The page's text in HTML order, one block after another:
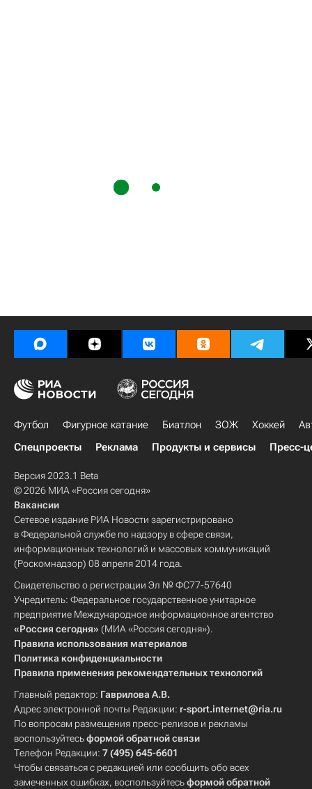
Футбол Фигурное катание Биатлон ЗОЖ Хоккей
Спецпроекты
Реклама Продукты и сервисы Пресс-
Версия 2023.1 Beta
© 2026 МИА «Россия сегодня»
Вакансии
Сетевое издание РИА Новости зарегистрировано
в Федеральной службе по надзору в сфере связи,
информационных технологий и массовых коммуникаций
(Роскомнадзор) 08 апреля 2014 года.
Свидетельство о регистрации Эл № ФС77-57640
Учредитель: Федеральное государственное унитарное
предприятие Международное информационное агентство
«Россия сегодня» (МИА «Россия сегодня»).
Правила использования материалов
Политика конфиденциальности
Правила применения рекомендательных технологий
Главный редактор: Гаврилова А.В.
Адрес электронной почты Редакции: r-sport.internet@ria.ru
По вопросам размещения пресс-релизов и рекламы
воспользуйтесьформой обратной связи
Телефон Редакции: 7 (495) 645-6601
Чтобы связаться с редакцией или сообщить обо всех
замеченных ошибках, воспользуйтесьформой обратной